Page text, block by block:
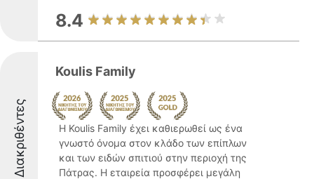
8.4
Διακριθέντες
Koulis Family
Η Koulis Family έχει καθιερωθεί ως ένα
γνωστό όνομα στον κλάδο των επίπλων
και των ειδών σπιτιού στην περιοχή της
Πάτρας. Η εταιρεία προσφέρει μεγάλη